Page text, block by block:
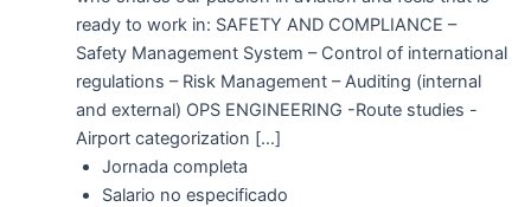
ready to work in: SAFETY AND COMPLIANCE –
Safety Management System – Control of international
regulations – Risk Management – Auditing (internal
and external) OPS ENGINEERING -Route studies -
Airport categorization […]
Jornada completa
Salario no especificado